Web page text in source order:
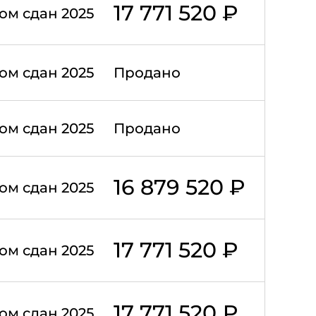
сдан 2025 17 771 520 ₽
сдан 2025 Продано
сдан 2025 Продано
сдан 2025 16 879 520 ₽
сдан 2025 17 771 520 ₽